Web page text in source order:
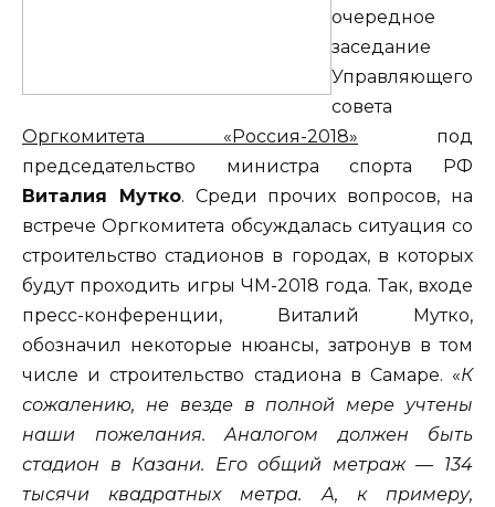
очередное
заседание
Управляющего
совета
Оргкомитета «Россия-2018» под
председательство министра спорта РФ
Виталия Мутко. Среди прочих вопросов, на
встрече Оргкомитета обсуждалась ситуация со
строительство стадионов в городах, в которых
будут проходить игры ЧМ-2018 года. Так, входе
пресс-конференции, Виталий Мутко,
обозначил некоторые нюансы, затронув в том
числе и строительство стадиона в Самаре. «К
сожалению, не везде в полной мере учтены
наши пожелания. Аналогом должен быть
стадион в Казани. Его общий метраж — 134
тысячи квадратных метра. А, к примеру,